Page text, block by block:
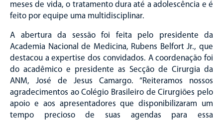
meses de vida, o tratamento dura até a adolescência e é
feito por equipe uma multidisciplinar.
A abertura da sessão foi feita pelo presidente da
Academia Nacional de Medicina, Rubens Belfort Jr., que
destacou a expertise dos convidados. A coordenação foi
do acadêmico e presidente as Secção de Cirurgia da
ANM, José de Jesus Camargo. “Reiteramos nossos
agradecimentos ao Colégio Brasileiro de Cirurgiões pelo
apoio e aos apresentadores que disponibilizaram um
tempo precioso de suas agendas para essa